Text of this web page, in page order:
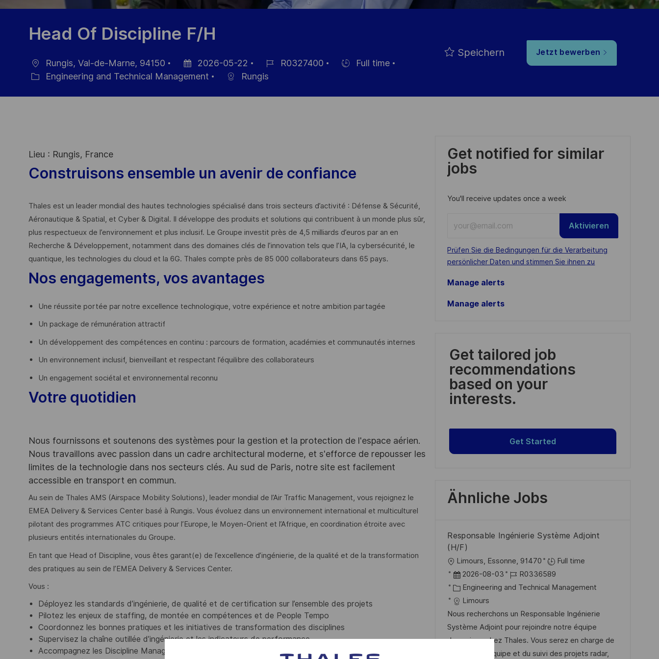
Head Of Discipline F/H
Ort
Rungis, Val-de-Marne, 94150
Datum
Veröffentlichung
2026-05-22
Job-
R0327400
Full time
Engineering and Technical Management Rungis
Speichern Jetzt bewerben
Lieu : Rungis, France
Construisons ensemble un avenir de confiance
Thales est un leader mondial des hautes technologies spécialisé dans trois secteurs d’activité : Défense & Sécurité,
Aéronautique & Spatial, et Cyber & Digital. Il développe des produits et solutions qui contribuent à un monde plus sûr,
plus respectueux de l’environnement et plus inclusif. Le Groupe investit près de 4,5 milliards d’euros par an en
Recherche & Développement, notamment dans des domaines clés de l’innovation tels que l’IA, la cybersécurité, le
quantique, les technologies du cloud et la 6G. Thales compte près de 85 000 collaborateurs dans 65 pays. ​
Nos engagements, vos avantages
Une réussite portée par notre excellence technologique, votre expérience et notre ambition partagée
Un package de rémunération attractif
Un développement des compétences en continu : parcours de formation, académies et communautés internes
Un environnement inclusif, bienveillant et respectant l’équilibre des collaborateurs
Un engagement sociétal et environnemental reconnu
Votre quotidien
Nous fournissons et soutenons des systèmes pour la gestion et la protection de l'espace aérien.
Nous travaillons avec passion dans un cadre architectural moderne, et s'efforce de repousser les
limites de la technologie dans nos secteurs clés. Au sud de Paris, notre site est facilement
accessible en transport en commun.
Au sein de Thales AMS (Airspace Mobility Solutions), leader mondial de l’Air Traffic Management, vous rejoignez le
EMEA Delivery & Services Center basé à Rungis. Vous évoluez dans un environnement international et multiculturel
pilotant des programmes ATC critiques pour l’Europe, le Moyen-Orient et l’Afrique, en coordination étroite avec
plusieurs entités internationales du Groupe.
En tant que Head of Discipline, vous êtes garant(e) de l’excellence d’ingénierie, de la qualité et de la transformation
des pratiques au sein de l’EMEA Delivery & Services Center.
Vous :
Déployez les standards d’ingénierie, de qualité et de certification sur l’ensemble des projets
Pilotez les enjeux de staffing, de montée en compétences et de People Tempo
Coordonnez les bonnes pratiques et les initiatives de transformation des disciplines
Supervisez la chaîne outillée d’ingénierie et les indicateurs de performance
Accompagnez les Discipline Managers et les équipes dans l’amélioration continue
Get notified for similar
jobs
You'll receive updates once a week
Email
address
(Required)
Required
Prüfen Sie die Bedingungen für die Verarbeitung
persönlicher Daten und stimmen Sie ihnen zu
Aktivieren
Manage alerts
Manage alerts
Get tailored job
recommendations
based on your
interests.
Get Started
Ähnliche Jobs
Responsable Ingénierie Système Adjoint
(H/F)
O
r
t
Limours, Essonne, 91470
Full time
D
a
t
u
m
d
2026-08-03
J
o
-
I
D
R0336589
K
a
t
e
g
Engineering and Technical Management
Limours
Nous recherchons un Responsable Ingénierie
Système Adjoint pour rejoindre notre équipe
dynamique chez Thales. Vous serez en charge de
la gestion d'équipe et du suivi des projets radar,